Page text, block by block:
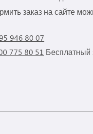
заказ на сайте
946 80 07
775 80 51 Бесплатный